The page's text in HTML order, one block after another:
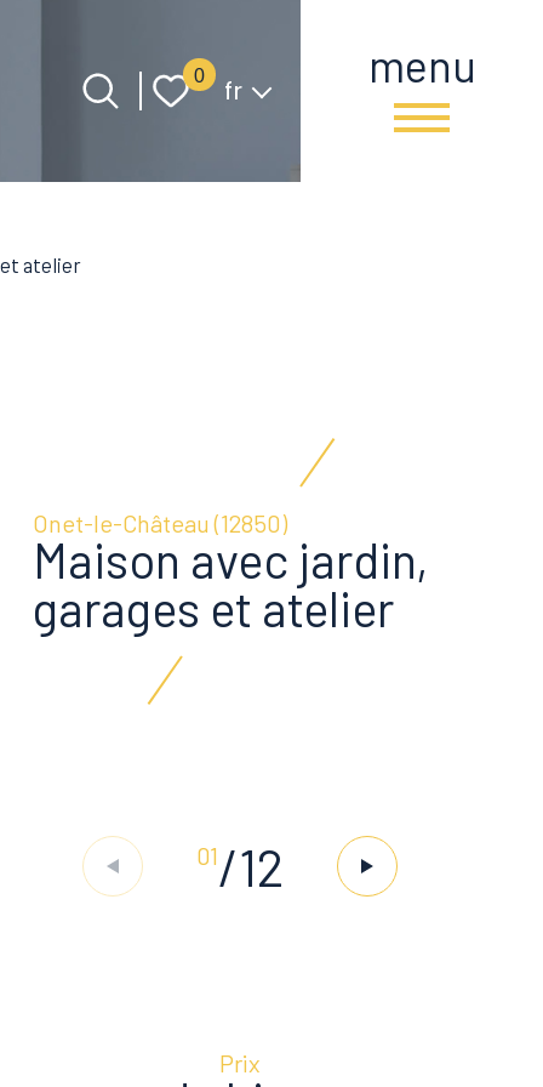
menu
0 Langue
fr
et atelier
Onet-le-Château (12850)
Maison avec jardin,
garages et atelier
01/12
Prix